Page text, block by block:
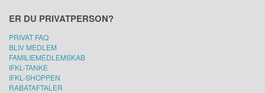
ER DU PRIVATPERSON?
PRIVAT FAQ
BLIV MEDLEM
FAMILIEMEDLEMSKAB
IFKL-TANKE
IFKL-SHOPPEN
RABATAFTALER